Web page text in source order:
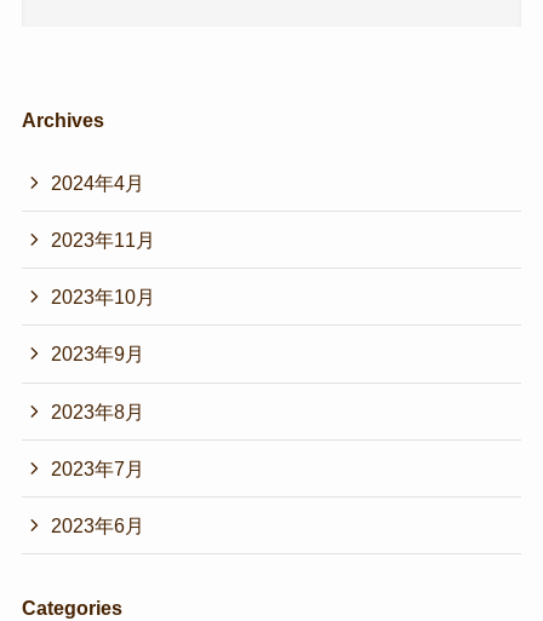
Archives
2024年4月
2023年11月
2023年10月
2023年9月
2023年8月
2023年7月
2023年6月
Categories